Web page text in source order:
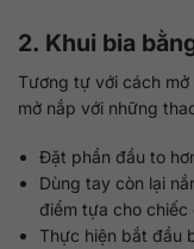
2. Khui bia
Tương tự với cách
mở nắp với những
Đặt phần đầu to
Dùng tay còn lại
điểm tựa cho chiếc
Thực hiện bắt đầu